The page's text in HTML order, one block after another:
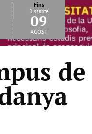
Fins
Dissabte
09
agost